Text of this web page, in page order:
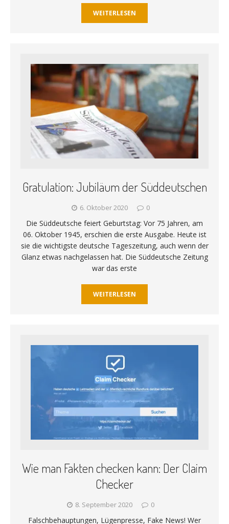
WEITERLESEN
Gratulation: Jubiläum der Süddeutschen
6. Oktober 2020 0
Die Süddeutsche feiert Geburtstag: Vor 75 Jahren, am
06. Oktober 1945, erschien die erste Ausgabe. Heute ist
sie die wichtigste deutsche Tageszeitung, auch wenn der
Glanz etwas nachgelassen hat. Die Süddeutsche Zeitung
war das erste
WEITERLESEN
Wie man Fakten checken kann: Der Claim
Checker
8. September 2020 0
Falschbehauptungen, Lügenpresse, Fake News! Wer